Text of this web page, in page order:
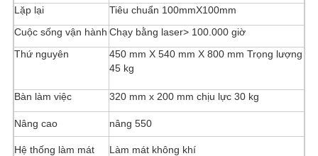
Lặp lại
Tiêu chuẩn 100mmX100mm
Cuộc sống vận hành Chạy bằng laser> 100.000 giờ
Thứ nguyên
450 mm X 540 mm X 800 mm Trọng lượng
45 kg
Bàn làm việc 320 mm x 200 mm chịu lực 30 kg
Nâng cao nâng 550
Hệ thống làm mát Làm mát không khí